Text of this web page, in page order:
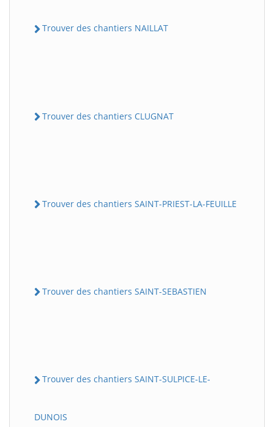
Trouver des chantiers NAILLAT
Trouver des chantiers CLUGNAT
Trouver des chantiers SAINT-PRIEST-LA-FEUILLE
Trouver des chantiers SAINT-SEBASTIEN
Trouver des chantiers SAINT-SULPICE-LE-
DUNOIS